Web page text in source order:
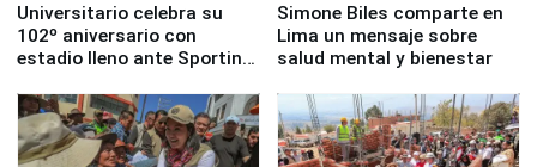
Universitario celebra su
102º aniversario con
estadio lleno ante Sporting
Simone Biles comparte en
Lima un mensaje sobre
salud mental y bienestar